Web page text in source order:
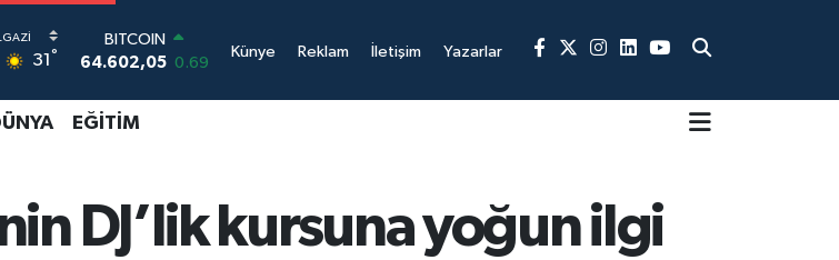
31 °
BITCOIN
64.602,05 0.69
47,5986 0.06
EURO
0.21
GRAM ALTIN
6518.23 0.39
Künye Reklam İletişim Yazarlar
EĞITIM
DJ’lik kursuna yoğun ilgi